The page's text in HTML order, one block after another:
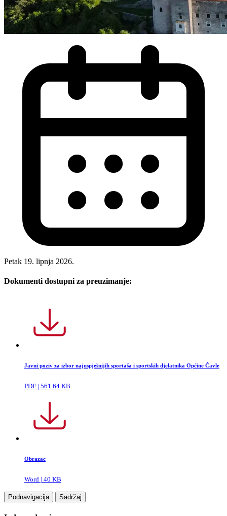
Petak 19. lipnja 2026.
Dokumenti dostupni za preuzimanje:
Javni poziv za izbor najuspješnijih sportaša i sportskih djelatnika Općine Čavle
PDF | 561.64 KB
Obrazac
Word | 40 KB
Podnavigacija Sadržaj